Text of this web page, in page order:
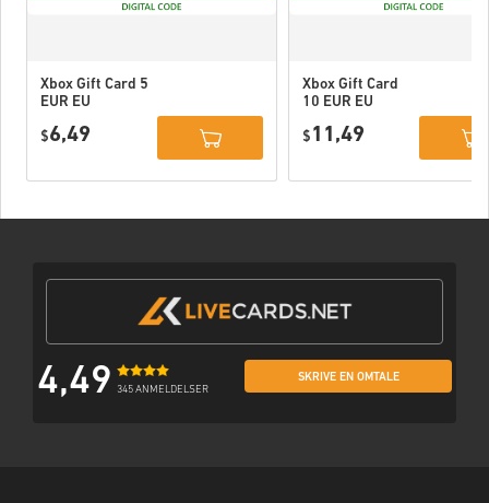
Xbox Gift Card 5
EUR EU
$6,49
Xbox Gift Card
10 EUR EU
$ 11,49
4,49 345 ANMELDELSER
SKRIVE EN OMTALE